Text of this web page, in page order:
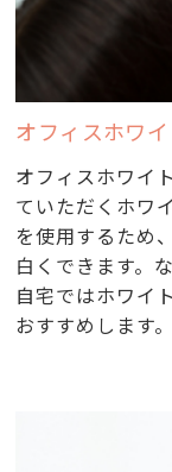
オフィスホワ
オフィスホワイ
ていただくホワ
を使用するため
白くできます。
自宅ではホワイ
おすすめします。